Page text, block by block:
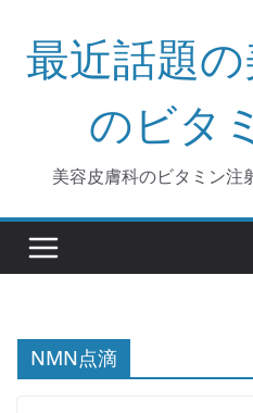
キ
最近話題
のビタ
美容皮膚科のビタミン注
NMN点滴